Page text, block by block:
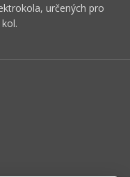
určených pro